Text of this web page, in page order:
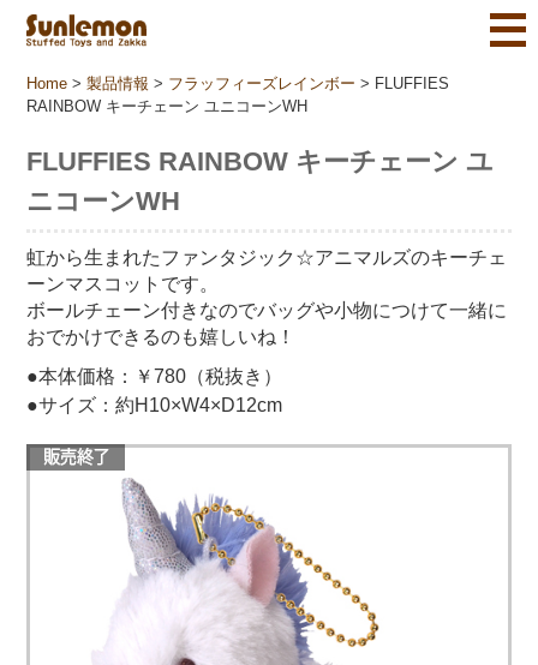
Home >製品情報 > フラッフィーズレインボー > FLUFFIES
RAINBOW キーチェーン ユニコーンWH
FLUFFIES RAINBOW キーチェーン ユ
ニコーンWH
虹から生まれたファンタジック☆アニマルズのキーチェ
ーンマスコットです。
ボールチェーン付きなのでバッグや小物につけて一緒に
おでかけできるのも嬉しいね！
●本体価格：￥780（税抜き）
●サイズ：約H10×W4×D12cm